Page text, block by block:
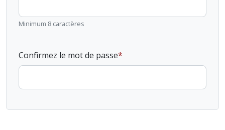
Minimum 8 caractères
Confirmez le mot de passe